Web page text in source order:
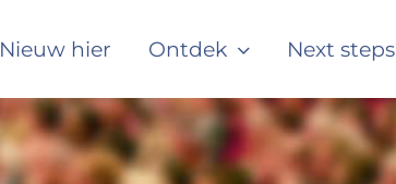
Nieuw hier Ontdek Next steps